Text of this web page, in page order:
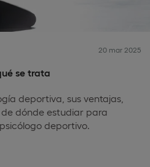
20 mar 2025
se trata
deportiva, sus ventajas,
dónde estudiar para
deportivo.